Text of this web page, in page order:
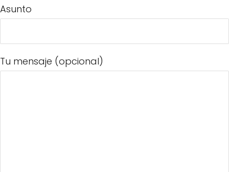
Asunto
Tu mensaje (opcional)